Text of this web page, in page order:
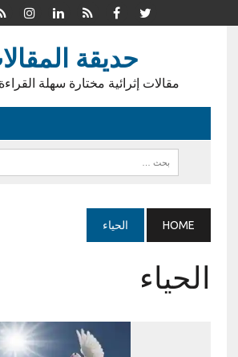
حديقة
مقالات إثرائية مختارة سهلة
HOME الحياء
الحياء